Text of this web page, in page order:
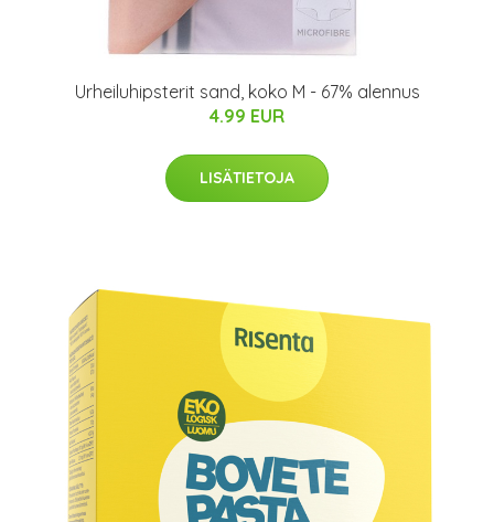
Urheiluhipsterit sand, koko M - 67% alennus
4.99 EUR
LISÄTIETOJA